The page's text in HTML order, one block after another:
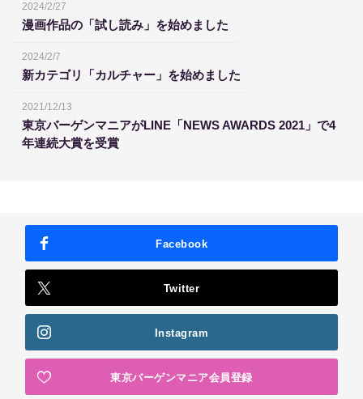
2024/2/27
漫画作品の「試し読み」を始めました
2024/2/7
新カテゴリ「カルチャー」を始めました
2021/12/13
東京バーゲンマニアがLINE「NEWS AWARDS 2021」で4
年連続大賞を受賞
Facebook
Twitter
Instagram
東京バーゲンマニア会員登録